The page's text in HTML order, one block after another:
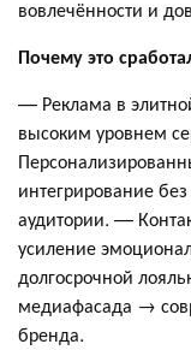
вовлечённости и
Почему это
— Реклама в
высоким уровнем
интегрирование
аудитории. —
усиление
долгосрочной
медиафасада →
бренда.